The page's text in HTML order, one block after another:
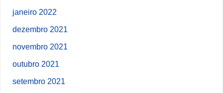
janeiro 2022
dezembro 2021
novembro 2021
outubro 2021
setembro 2021